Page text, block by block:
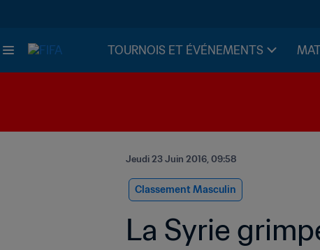
TOURNOIS ET ÉVÉNEMENTS
Jeudi 23 Juin 2016, 09:58
Classement Masculin
La Syrie